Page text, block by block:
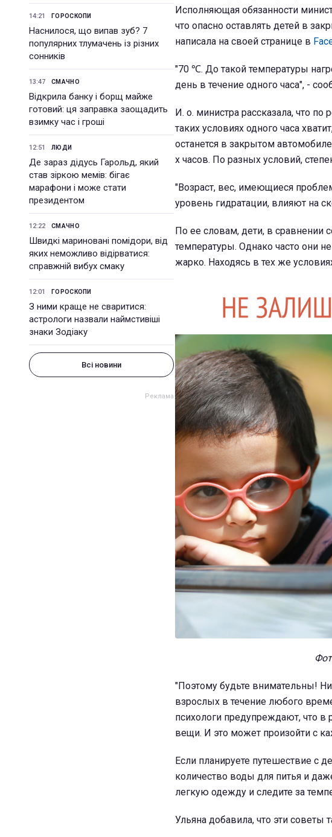
14:21 ГОРОСКОПИ
Наснилося, що випав зуб? 7
популярних тлумачень із різних
сонників
13:47 СМАЧНО
Відкрила банку і борщ майже
готовий: ця заправка заощадить
взимку час і гроші
12:51 ЛЮДИ
Де зараз дідусь Гарольд, який
став зіркою мемів: бігає
марафони і може стати
президентом
12:22 СМАЧНО
Швидкі мариновані помідори, від
яких неможливо відірватися:
справжній вибух смаку
12:01 ГОРОСКОПИ
З ними краще не сваритися:
астрологи назвали наймстивіші
знаки Зодіаку
Всі новини
Исполняющая обязанности
что опасно оставлять детей в
написала на своей странице в
"70 ℃. До такой температуры
день в течение одного часа", -
И. о. министра рассказала, что
таких условиях одного часа
останется в закрытом
х часов. По разных условий,
"Возраст, вес, имеющиеся
уровень гидратации, влияют на
По ее словам, дети, в сравнении
температуры. Однако часто они
жарко. Находясь в тех же
"Поэтому будьте внимательны!
взрослых в течение любого
психологи предупреждают, что
вещи. И это может произойти с
Если планируете путешествие с
количество воды для питья и
легкую одежду и следите за
Ульяна добавила, что эти